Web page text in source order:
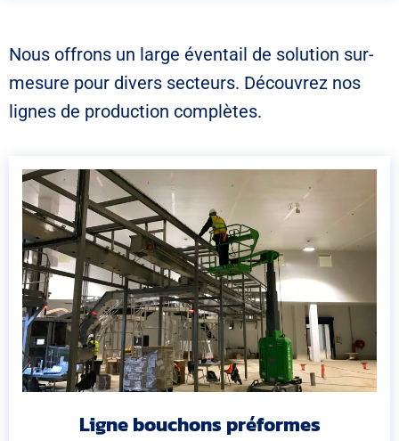
Nous offrons un large éventail de solution sur-
mesure pour divers secteurs. Découvrez nos
lignes de production complètes.
Ligne bouchons préformes